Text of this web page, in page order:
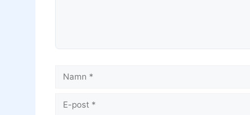
post